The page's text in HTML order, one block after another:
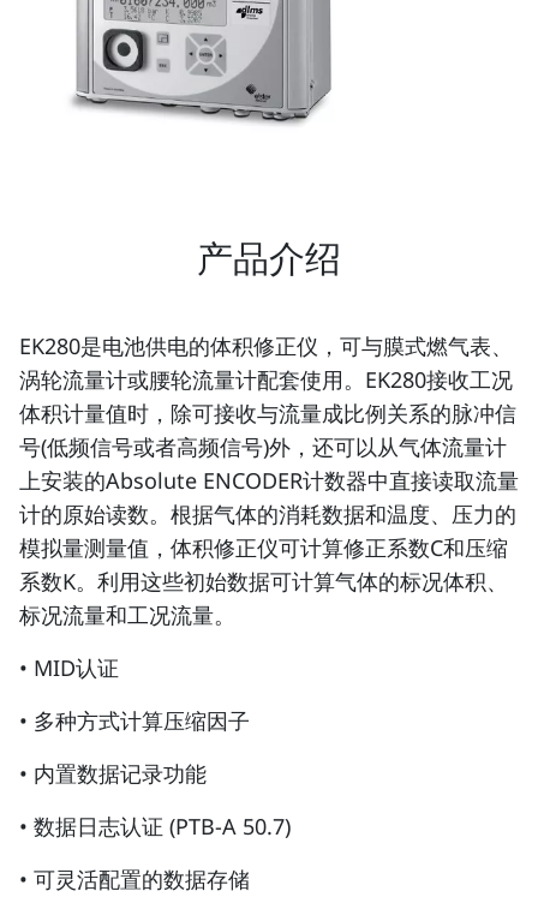
产品介绍
EK280是电池供电的体积修正仪，可与膜式燃气表、
涡轮流量计或腰轮流量计配套使用。EK280接收工况
体积计量值时，除可接收与流量成比例关系的脉冲信
号(低频信号或者高频信号)外，还可以从气体流量计
上安装的Absolute ENCODER计数器中直接读取流量
计的原始读数。根据气体的消耗数据和温度、压力的
模拟量测量值，体积修正仪可计算修正系数C和压缩
系数K。利用这些初始数据可计算气体的标况体积、
标况流量和工况流量。
• MID认证
• 多种方式计算压缩因子
• 内置数据记录功能
• 数据日志认证 (PTB-A 50.7)
• 可灵活配置的数据存储